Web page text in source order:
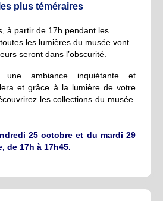
plus téméraires
à partir de 17h pendant les
les lumières du musée vont
seront dans l’obscurité.
une ambiance inquiétante et
et grâce à la lumière de votre
les collections du musée.
25 octobre et du mardi 29
de 17h à 17h45.